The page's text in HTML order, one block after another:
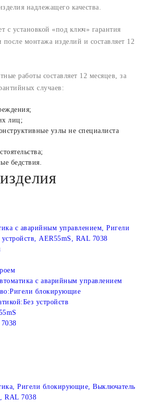
надлежащего качества.
с установкой «под ключ» гарантия
после монтажа изделий и составляет 12
работы составляет 12 месяцев, за
случаев:
лиц;
узлы не специалиста
бедствия.
с аварийным управлением, Ригели
AER55mS, RAL 7038
с аварийным управлением
Ригели блокирующие
Без устройств
Ригели блокирующие, Выключатель
RAL 7038